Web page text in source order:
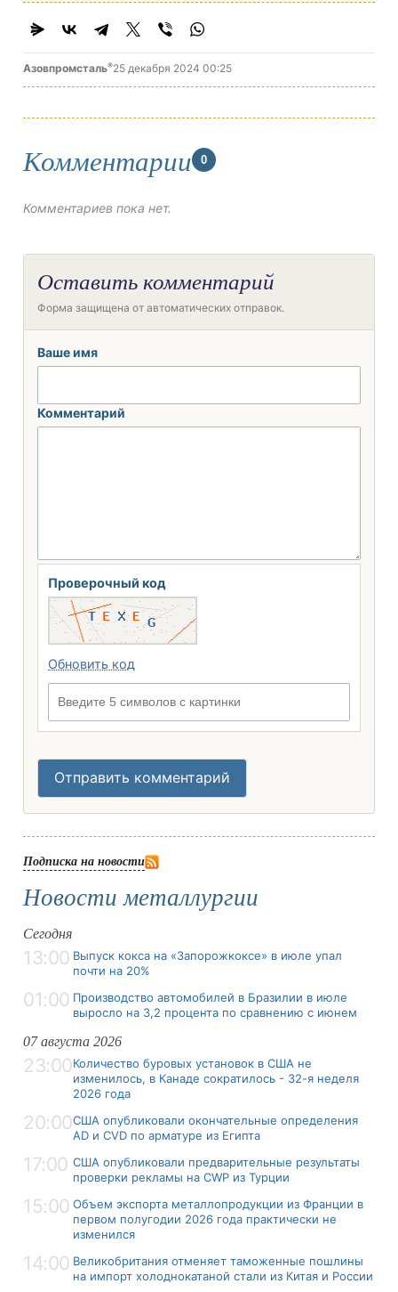
Азовпромсталь®25 декабря 2024 00:25
Комментарии 0
Комментариев пока нет.
Оставить комментарий
Форма защищена от автоматических отправок.
Ваше имя
Комментарий
Проверочный код
Обновить код
Отправить комментарий
Подписка на новости
Новости металлургии
Сегодня
13:00 Выпуск кокса на «Запорожкоксе» в июле упал
почти на 20%
01:00 Производство автомобилей в Бразилии в июле
выросло на 3,2 процента по сравнению с июнем
07 августа 2026
23:00Количество буровых установок в США не
изменилось, в Канаде сократилось - 32-я неделя
2026 года
20:00США опубликовали окончательные определения
AD и CVD по арматуре из Египта
17:00 США опубликовали предварительные результаты
проверки рекламы на CWP из Турции
15:00 Объем экспорта металлопродукции из Франции в
первом полугодии 2026 года практически не
изменился
14:00 Великобритания отменяет таможенные пошлины
на импорт холоднокатаной стали из Китая и России